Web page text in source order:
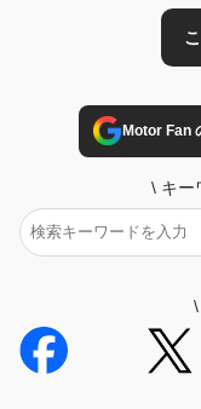
Motor Fan
\ キー
\